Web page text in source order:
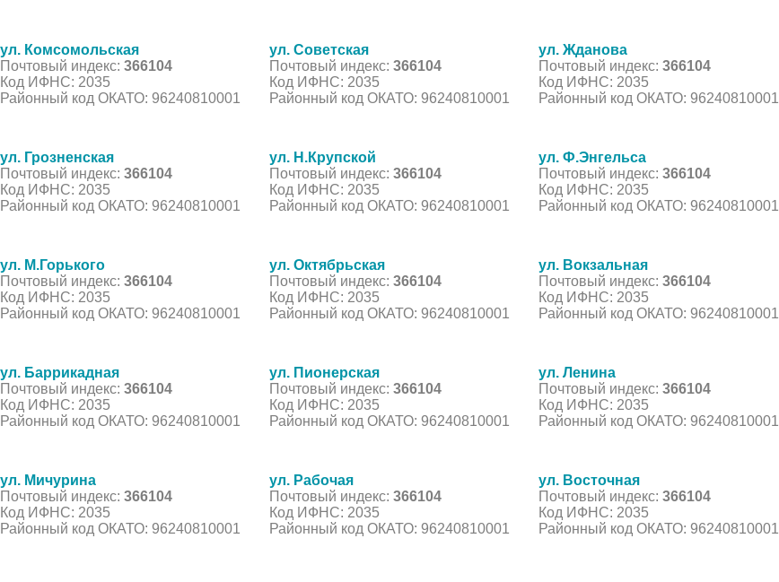
ул. Комсомольская
Почтовый индекс: 366104
Код ИФНС: 2035
Районный код ОКАТО: 96240810001
ул. Советская
Почтовый индекс: 366104
Код ИФНС: 2035
Районный код ОКАТО: 96240810001
ул. Жданова
Почтовый индекс: 366104
Код ИФНС: 2035
Районный код ОКАТО: 96240810001
ул. Грозненская
Почтовый индекс: 366104
Код ИФНС: 2035
Районный код ОКАТО: 96240810001
ул. Н.Крупской
Почтовый индекс: 366104
Код ИФНС: 2035
Районный код ОКАТО: 96240810001
ул. Ф.Энгельса
Почтовый индекс: 366104
Код ИФНС: 2035
Районный код ОКАТО: 96240810001
ул. М.Горького
Почтовый индекс: 366104
Код ИФНС: 2035
Районный код ОКАТО: 96240810001
ул. Октябрьская
Почтовый индекс: 366104
Код ИФНС: 2035
Районный код ОКАТО: 96240810001
ул. Вокзальная
Почтовый индекс: 366104
Код ИФНС: 2035
Районный код ОКАТО: 96240810001
ул. Баррикадная
Почтовый индекс: 366104
Код ИФНС: 2035
Районный код ОКАТО: 96240810001
ул. Пионерская
Почтовый индекс: 366104
Код ИФНС: 2035
Районный код ОКАТО: 96240810001
ул. Ленина
Почтовый индекс: 366104
Код ИФНС: 2035
Районный код ОКАТО: 96240810001
ул. Мичурина
Почтовый индекс: 366104
Код ИФНС: 2035
Районный код ОКАТО: 96240810001
ул. Рабочая
Почтовый индекс: 366104
Код ИФНС: 2035
Районный код ОКАТО: 96240810001
ул. Восточная
Почтовый индекс: 366104
Код ИФНС: 2035
Районный код ОКАТО: 96240810001